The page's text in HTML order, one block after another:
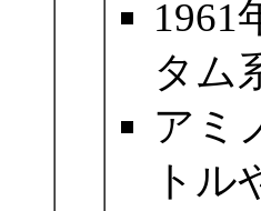
1961
タム
アミ
トル